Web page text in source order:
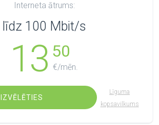
Interneta ātrums:
līdz 100 Mbit/s
13 50
€/mēn.
IZVĒLĒTIES
Līguma
kopsavilkums